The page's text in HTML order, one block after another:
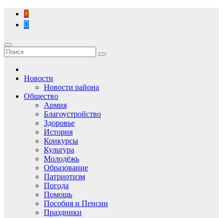
Перейти
содержимому
Новости
Новости района
Общество
Армия
Благоустройство
Здоровье
История
Конкурсы
Культура
Молодёжь
Образование
Патриотизм
Погода
Помощь
Пособия и Пенсии
Праздники